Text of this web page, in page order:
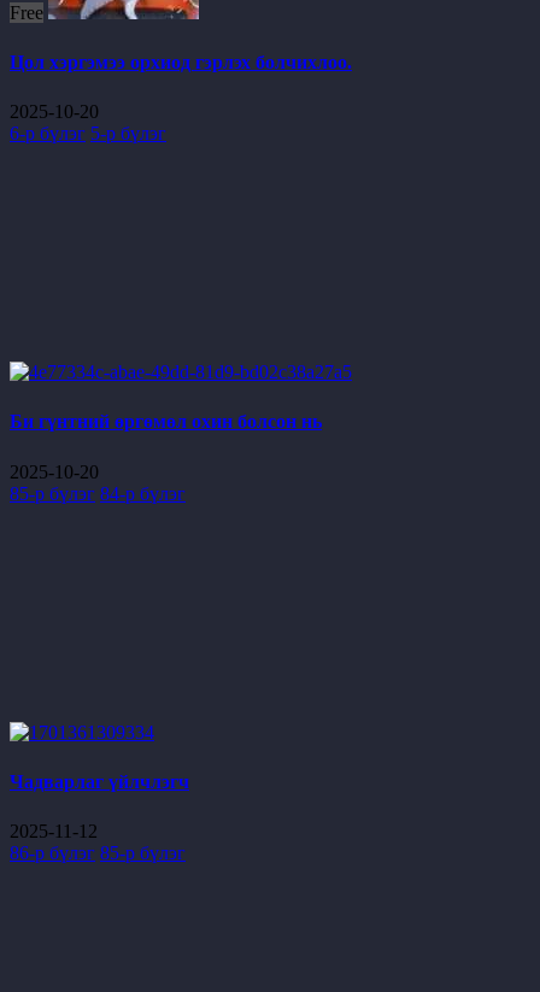
Free
Цол хэргэмээ орхиод гэрлэх болчихлоо.
2025-10-20
6-р бүлэг 5-р бүлэг
Би гүнтний өргөмөл охин болсон нь
2025-10-20
85-р бүлэг 84-р бүлэг
Чадварлаг үйлчлэгч
2025-11-12
86-р бүлэг 85-р бүлэг